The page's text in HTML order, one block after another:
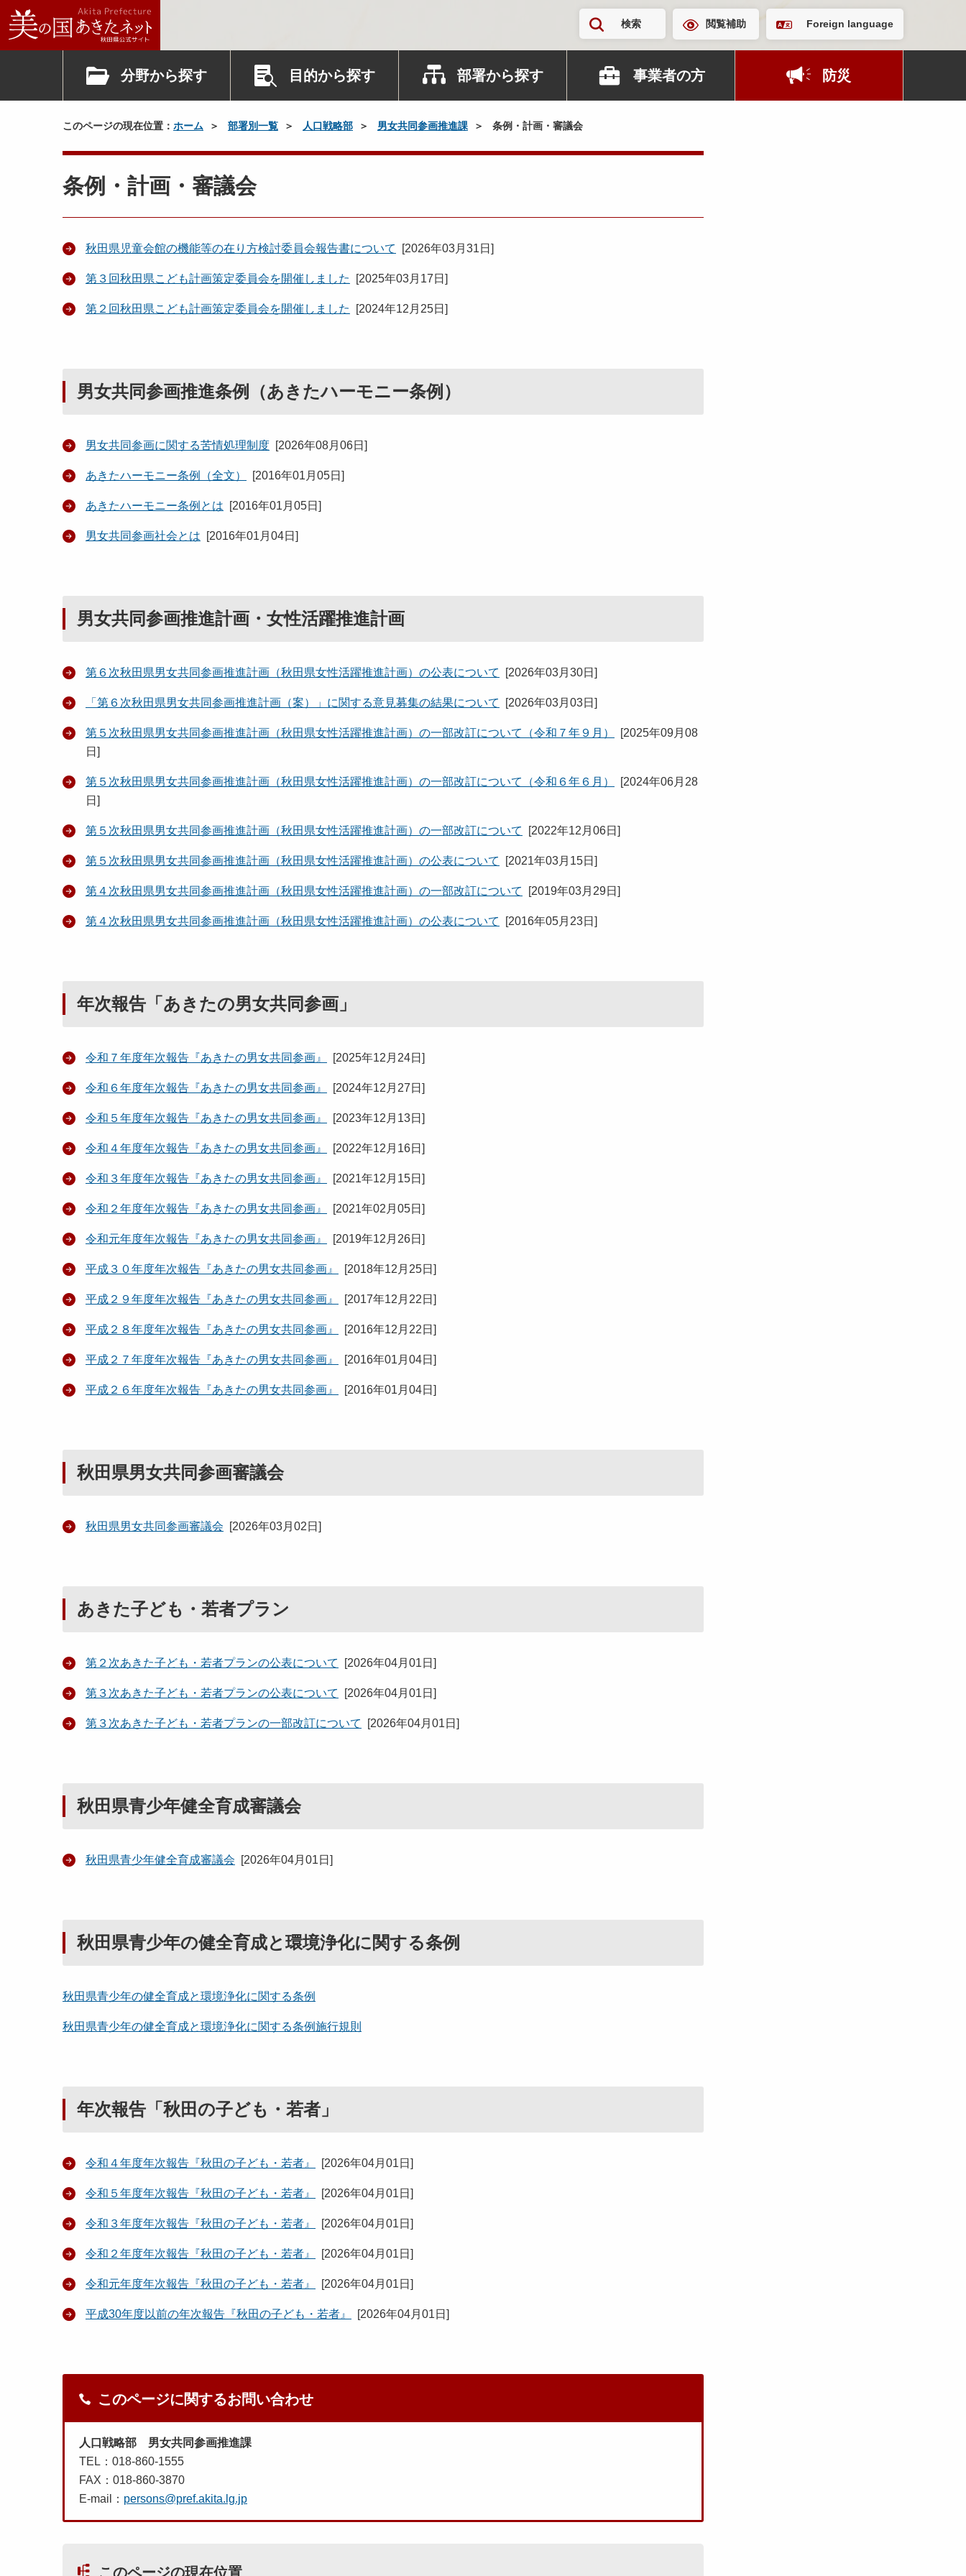
検索 閲覧補助 Foreign language
分野から探す 目的から探す 部署から探す 事業者の方 防災
このページの現在位置： ホーム 部署別一覧 人口戦略部 男女共同参画推進課 条例・計画・審議会
条例・計画・審議会
秋田県児童会館の機能等の在り方検討委員会報告書について [2026年03月31日 ]
第３回秋田県こども計画策定委員会を開催しました [2025年03月17日 ]
第２回秋田県こども計画策定委員会を開催しました [2024年12月25日 ]
男女共同参画推進条例（あきたハーモニー条例）
男女共同参画に関する苦情処理制度 [2026年08月06日 ]
あきたハーモニー条例（全文） [2016年01月05日 ]
あきたハーモニー条例とは [2016年01月05日 ]
男女共同参画社会とは [2016年01月04日 ]
男女共同参画推進計画・女性活躍推進計画
第６次秋田県男女共同参画推進計画（秋田県女性活躍推進計画）の公表について [2026年03月30日 ]
「第６次秋田県男女共同参画推進計画（案）」に関する意見募集の結果について [2026年03月03日 ]
第５次秋田県男女共同参画推進計画（秋田県女性活躍推進計画）の一部改訂について（令和７年９月） [2025年09月08
日 ]
第５次秋田県男女共同参画推進計画（秋田県女性活躍推進計画）の一部改訂について（令和６年６月） [2024年06月28
日 ]
第５次秋田県男女共同参画推進計画（秋田県女性活躍推進計画）の一部改訂について [2022年12月06日 ]
第５次秋田県男女共同参画推進計画（秋田県女性活躍推進計画）の公表について [2021年03月15日 ]
第４次秋田県男女共同参画推進計画（秋田県女性活躍推進計画）の一部改訂について [2019年03月29日 ]
第４次秋田県男女共同参画推進計画（秋田県女性活躍推進計画）の公表について [2016年05月23日 ]
年次報告「あきたの男女共同参画」
令和７年度年次報告『あきたの男女共同参画』 [2025年12月24日 ]
令和６年度年次報告『あきたの男女共同参画』 [2024年12月27日 ]
令和５年度年次報告『あきたの男女共同参画』 [2023年12月13日 ]
令和４年度年次報告『あきたの男女共同参画』 [2022年12月16日 ]
令和３年度年次報告『あきたの男女共同参画』 [2021年12月15日 ]
令和２年度年次報告『あきたの男女共同参画』 [2021年02月05日 ]
令和元年度年次報告『あきたの男女共同参画』 [2019年12月26日 ]
平成３０年度年次報告『あきたの男女共同参画』 [2018年12月25日 ]
平成２９年度年次報告『あきたの男女共同参画』 [2017年12月22日 ]
平成２８年度年次報告『あきたの男女共同参画』 [2016年12月22日 ]
平成２７年度年次報告『あきたの男女共同参画』 [2016年01月04日 ]
平成２６年度年次報告『あきたの男女共同参画』 [2016年01月04日 ]
秋田県男女共同参画審議会
秋田県男女共同参画審議会 [2026年03月02日 ]
あきた子ども・若者プラン
第２次あきた子ども・若者プランの公表について [2026年04月01日 ]
第３次あきた子ども・若者プランの公表について [2026年04月01日 ]
第３次あきた子ども・若者プランの一部改訂について [2026年04月01日 ]
秋田県青少年健全育成審議会
秋田県青少年健全育成審議会 [2026年04月01日 ]
秋田県青少年の健全育成と環境浄化に関する条例
秋田県青少年の健全育成と環境浄化に関する条例
秋田県青少年の健全育成と環境浄化に関する条例施行規則
年次報告「秋田の子ども・若者」
令和４年度年次報告『秋田の子ども・若者』 [2026年04月01日 ]
令和５年度年次報告『秋田の子ども・若者』 [2026年04月01日 ]
令和３年度年次報告『秋田の子ども・若者』 [2026年04月01日 ]
令和２年度年次報告『秋田の子ども・若者』 [2026年04月01日 ]
令和元年度年次報告『秋田の子ども・若者』 [2026年04月01日 ]
平成30年度以前の年次報告『秋田の子ども・若者』 [2026年04月01日 ]
このページに関するお問い合わせ
人口戦略部 男女共同参画推進課
TEL：018-860-1555
FAX：018-860-3870
E-mail： persons@pref.akita.lg.jp
このページの現在位置